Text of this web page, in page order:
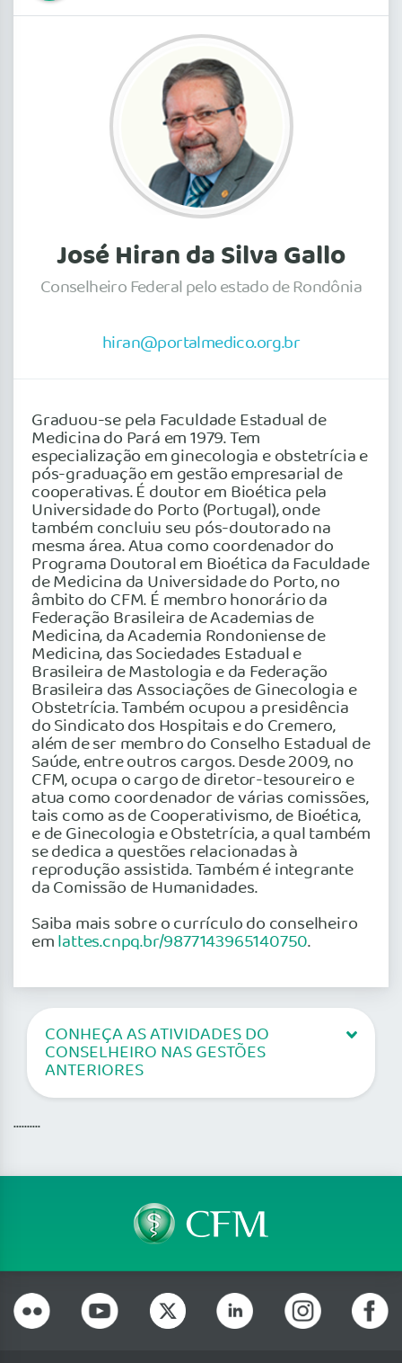
José Hiran da Silva Gallo
Conselheiro Federal pelo estado de Rondônia
hiran@portalmedico.org.br
Graduou-se pela Faculdade Estadual de
Medicina do Pará em 1979. Tem
especialização em ginecologia e obstetrícia e
pós-graduação em gestão empresarial de
cooperativas. É doutor em Bioética pela
Universidade do Porto (Portugal), onde
também concluiu seu pós-doutorado na
mesma área. Atua como coordenador do
Programa Doutoral em Bioética da Faculdade
de Medicina da Universidade do Porto, no
âmbito do CFM. É membro honorário da
Federação Brasileira de Academias de
Medicina, da Academia Rondoniense de
Medicina, das Sociedades Estadual e
Brasileira de Mastologia e da Federação
Brasileira das Associações de Ginecologia e
Obstetrícia. Também ocupou a presidência
do Sindicato dos Hospitais e do Cremero,
além de ser membro do Conselho Estadual de
Saúde, entre outros cargos. Desde 2009, no
CFM, ocupa o cargo de diretor-tesoureiro e
atua como coordenador de várias comissões,
tais como as de Cooperativismo, de Bioética,
e de Ginecologia e Obstetrícia, a qual também
se dedica a questões relacionadas à
reprodução assistida. Também é integrante
da Comissão de Humanidades.
Saiba mais sobre o currículo do conselheiro
emlattes.cnpq.br/9877143965140750.
CONHEÇA AS ATIVIDADES DO
CONSELHEIRO NAS GESTÕES
ANTERIORES
..........